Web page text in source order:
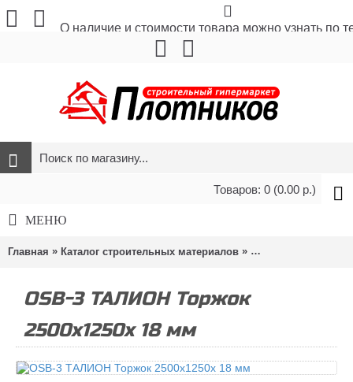
О наличие и стоимости товара можно узнать по
Товаров: 0 (0.00 р.)
МЕНЮ
Главная » Каталог строительных материалов » Листовые
OSB-3 ТАЛИОН Торжок
2500x1250x 18 мм